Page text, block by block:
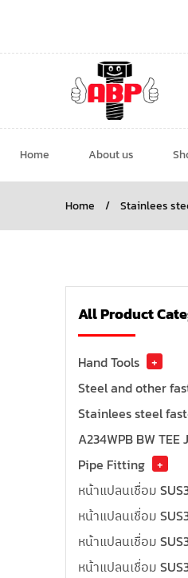
Home About us
Home / Stainlees
All Product
Hand Tools
+
Steel and other
Stainlees steel
A234WPB BW TEE
Pipe Fitting
+
หน้าแปลนเชื่อม
หน้าแปลนเชื่อม
หน้าแปลนเชื่อม
หน้าแปลนเชื่อม